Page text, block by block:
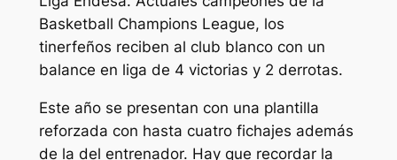
Basketball Champions League, los
tinerfeños reciben al club blanco con un
balance en liga de 4 victorias y 2 derrotas.
Este año se presentan con una plantilla
reforzada con hasta cuatro fichajes además
de la del entrenador. Hay que recordar la